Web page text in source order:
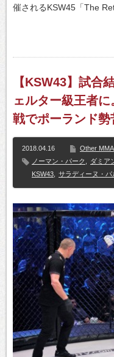
催されるKSW45「The
【KSW43】試
ェルター級王者
戦でポーランド勢
2018.04.16
Other
ノーマン・パーク
ダミア
KSW43
サラディーヌ・パ